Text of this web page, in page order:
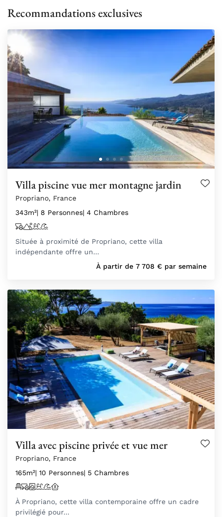
Recommandations exclusives
Villa piscine vue mer montagne jardin
Propriano, France
343m²| 8 Personnes| 4 Chambres
Située à proximité de Propriano, cette villa
indépendante offre un…
À partir de 7 708 € par semaine
Villa avec piscine privée et vue mer
Propriano, France
165m²| 10 Personnes| 5 Chambres
À Propriano, cette villa contemporaine offre un cadre
privilégié pour…